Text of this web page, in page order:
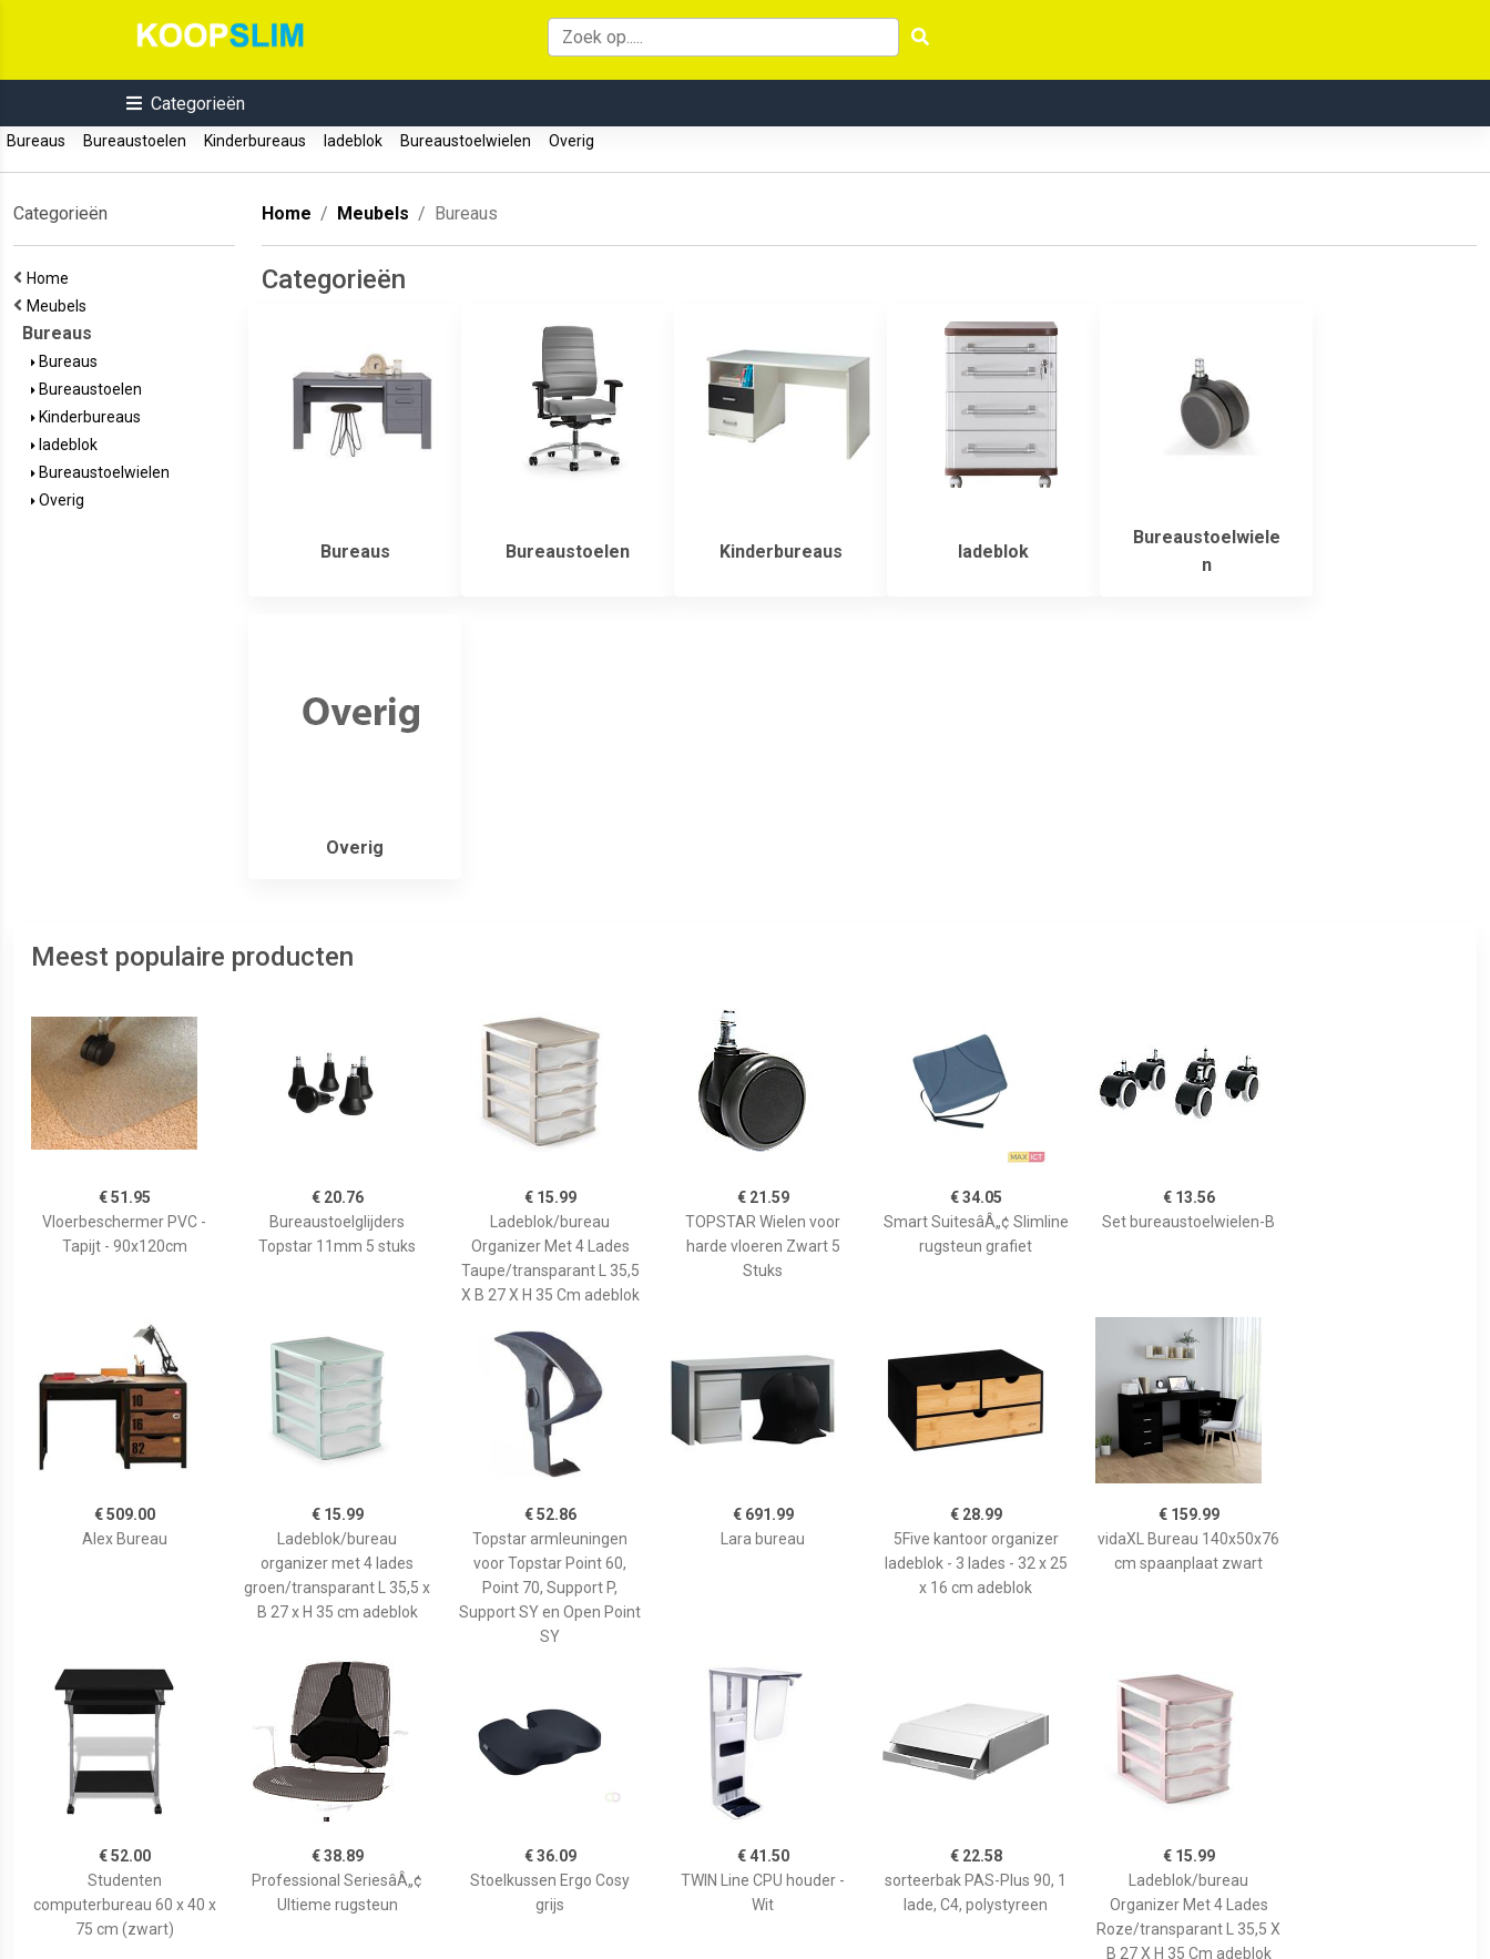
Categorieën
Bureaus Bureaustoelen Kinderbureaus ladeblok Bureaustoelwielen Overig
Categorieën
Home
Meubels
Bureaus
Bureaus
Bureaustoelen
Kinderbureaus
ladeblok
Bureaustoelwielen
Overig
Home Meubels Bureaus
Categorieën
Bureaus Bureaustoelen Kinderbureaus ladeblok
Bureaustoelwiele
n
Overig
Meest populaire producten
€ 51.95
Vloerbeschermer PVC -
Tapijt - 90x120cm
€ 20.76
Bureaustoelglijders
Topstar 11mm 5 stuks
€ 15.99
Ladeblok/bureau
Organizer Met 4 Lades
Taupe/transparant L 35,5
X B 27 X H 35 Cm adeblok
€ 21.59
TOPSTAR Wielen voor
harde vloeren Zwart 5
Stuks
€ 34.05
Smart SuitesâÂ„¢ Slimline
rugsteun grafiet
€ 13.56
Set bureaustoelwielen-B
€ 509.00
Alex Bureau
€ 15.99
Ladeblok/bureau
organizer met 4 lades
groen/transparant L 35,5 x
B 27 x H 35 cm adeblok
€ 52.86
Topstar armleuningen
voor Topstar Point 60,
Point 70, Support P,
Support SY en Open Point
SY
€ 691.99
Lara bureau
€ 28.99
5Five kantoor organizer
ladeblok - 3 lades - 32 x 25
x 16 cm adeblok
€ 159.99
vidaXL Bureau 140x50x76
cm spaanplaat zwart
€ 52.00
Studenten
computerbureau 60 x 40 x
75 cm (zwart)
€ 38.89
Professional SeriesâÂ„¢
Ultieme rugsteun
€ 36.09
Stoelkussen Ergo Cosy
grijs
€ 41.50
TWIN Line CPU houder -
Wit
€ 22.58
sorteerbak PAS-Plus 90, 1
lade, C4, polystyreen
€ 15.99
Ladeblok/bureau
Organizer Met 4 Lades
Roze/transparant L 35,5 X
B 27 X H 35 Cm adeblok